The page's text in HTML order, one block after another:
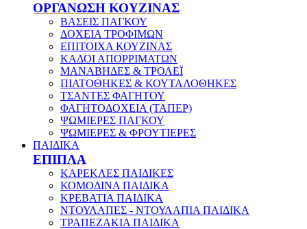
ΟΡΓΑΝΩΣΗ ΚΟΥΖΙΝΑΣ
ΒΑΣΕΙΣ ΠΑΓΚΟΥ
ΔΟΧΕΙΑ ΤΡΟΦΙΜΩΝ
ΕΠΙΤΟΙΧΑ ΚΟΥΖΙΝΑΣ
ΚΑΔΟΙ ΑΠΟΡΡΙΜΑΤΩΝ
ΜΑΝΑΒΗΔΕΣ & ΤΡΟΛΕΪ
ΠΙΑΤΟΘΗΚΕΣ & ΚΟΥΤΑΛΟΘΗΚΕΣ
ΤΣΑΝΤΕΣ ΦΑΓΗΤΟΥ
ΦΑΓΗΤΟΔΟΧΕΙΑ (ΤΑΠΕΡ)
ΨΩΜΙΕΡΕΣ ΠΑΓΚΟΥ
ΨΩΜΙΕΡΕΣ & ΦΡΟΥΤΙΕΡΕΣ
ΠΑΙΔΙΚΑ
ΕΠΙΠΛΑ
ΚΑΡΕΚΛΕΣ ΠΑΙΔΙΚΕΣ
ΚΟΜΟΔΙΝΑ ΠΑΙΔΙΚΑ
ΚΡΕΒΑΤΙΑ ΠΑΙΔΙΚΑ
ΝΤΟΥΛΑΠΕΣ - ΝΤΟΥΛΑΠΙΑ ΠΑΙΔΙΚΑ
ΤΡΑΠΕΖΑΚΙΑ ΠΑΙΔΙΚΑ